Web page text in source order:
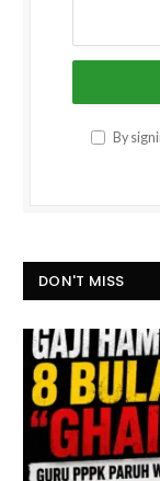
By
DON'T MISS